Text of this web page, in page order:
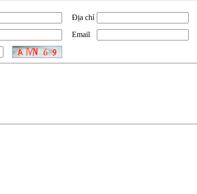
Địa chỉ
Email